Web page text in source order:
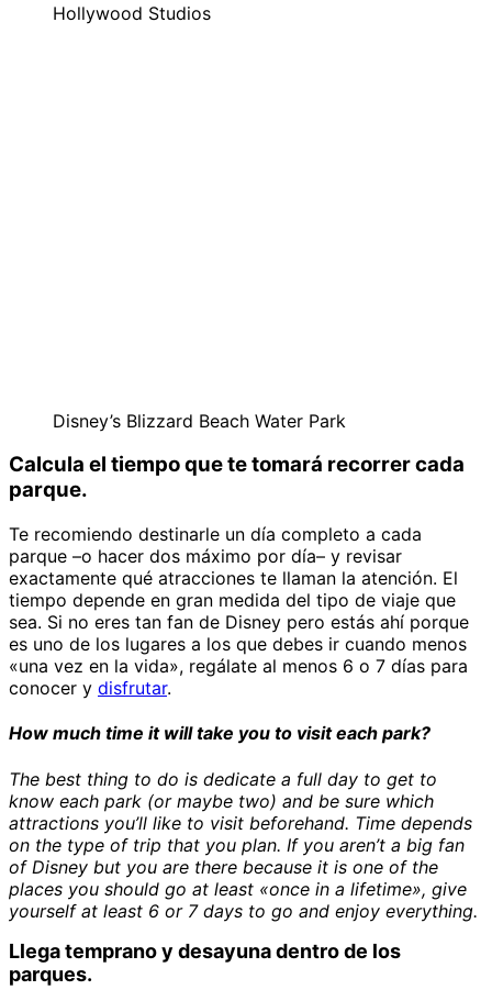
Hollywood Studios
Disney’s Blizzard Beach Water Park
Calcula el tiempo que te tomará recorrer cada
parque.
Te recomiendo destinarle un día completo a cada
parque –o hacer dos máximo por día– y revisar
exactamente qué atracciones te llaman la atención. El
tiempo depende en gran medida del tipo de viaje que
sea. Si no eres tan fan de Disney pero estás ahí porque
es uno de los lugares a los que debes ir cuando menos
«una vez en la vida», regálate al menos 6 o 7 días para
conocer y disfrutar.
How much time it will take you to visit each park?
The best thing to do is dedicate a full day to get to
know each park (or maybe two) and be sure which
attractions you’ll like to visit beforehand. Time depends
on the type of trip that you plan. If you aren’t a big fan
of Disney but you are there because it is one of the
places you should go at least «once in a lifetime», give
yourself at least 6 or 7 days to go and enjoy everything.
Llega temprano y desayuna dentro de los
parques.